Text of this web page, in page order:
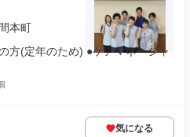
本町
方(定年のため) ●ケアマネージャ
気になる